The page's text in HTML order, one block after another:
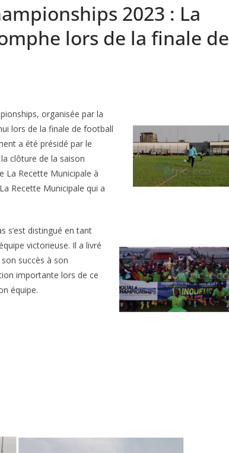
2023 : La
lors de la finale de
organisée par la
lors de la finale de football
a été présidé par le
clôture de la saison
La Recette Municipale à
Recette Municipale qui a
s’est distingué en tant
victorieuse. Il a livré
succès à son
importante lors de ce
équipe.